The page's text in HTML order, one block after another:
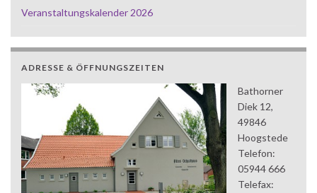
Veranstaltungskalender 2026
ADRESSE & ÖFFNUNGSZEITEN
Bathorner
Diek 12,
49846
Hoogstede
Telefon:
05944 666
Telefax: